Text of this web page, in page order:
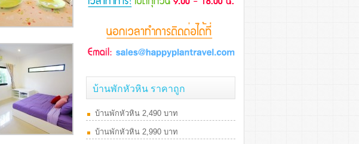
บ้านพักหัวหิน ราคาถูก
บ้านพักหัวหิน 2,490 บาท
บ้านพักหัวหิน 2,990 บาท